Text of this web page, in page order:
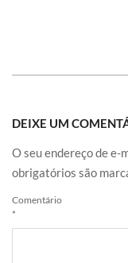
DEIXE UM
O seu endereço de e-
obrigatórios são
Comentário
*